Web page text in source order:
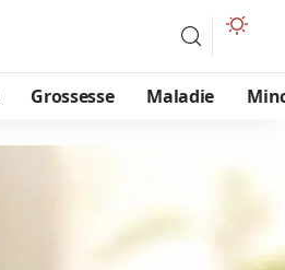
Grossesse Maladie